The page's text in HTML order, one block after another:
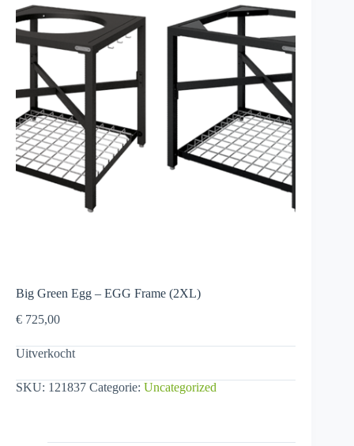
Big Green Egg – EGG Frame (2XL)
€ 725,00
Uitverkocht
SKU: 121837 Categorie: Uncategorized